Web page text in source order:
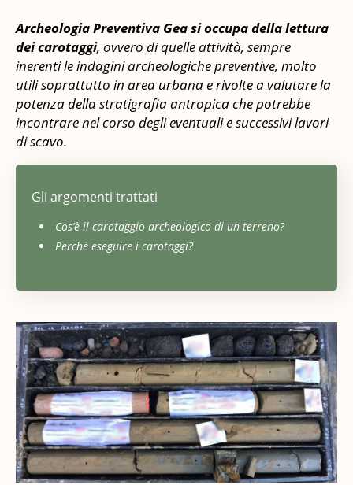
REPERTI
SERVIZI ARCHEOLOGICI
BENI CULTURALI
Archeologia Preventiva Gea si occupa della lettura
dei carotaggi, ovvero di quelle attività, sempre
inerenti le indagini archeologiche preventive, molto
utili soprattutto in area urbana e rivolte a valutare la
potenza della stratigrafia antropica che potrebbe
incontrare nel corso degli eventuali e successivi lavori
di scavo.
Gli argomenti trattati
Cos’è il carotaggio archeologico di un terreno?
Perchè eseguire i carotaggi?